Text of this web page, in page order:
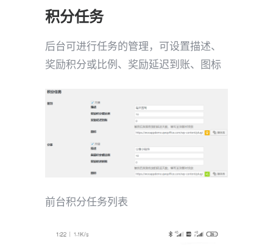
积分任务
后台可进行任务的管理，可设置描述、
奖励积分或比例、奖励延迟到账、图标
前台积分任务列表